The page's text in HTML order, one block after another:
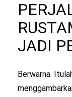
JADI
Berwarna.